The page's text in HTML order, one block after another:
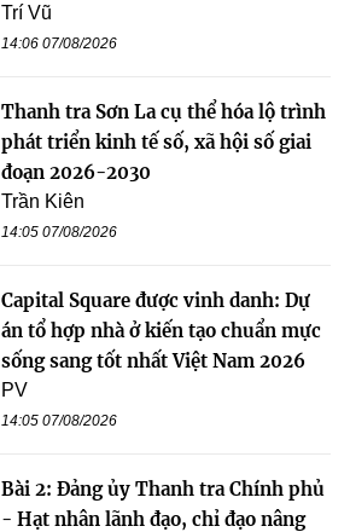
Trí Vũ
14:06 07/08/2026
Thanh tra Sơn La cụ thể hóa lộ trình
phát triển kinh tế số, xã hội số giai
đoạn 2026-2030
Trần Kiên
14:05 07/08/2026
Capital Square được vinh danh: Dự
án tổ hợp nhà ở kiến tạo chuẩn mực
sống sang tốt nhất Việt Nam 2026
PV
14:05 07/08/2026
Bài 2: Đảng ủy Thanh tra Chính phủ
- Hạt nhân lãnh đạo, chỉ đạo nâng